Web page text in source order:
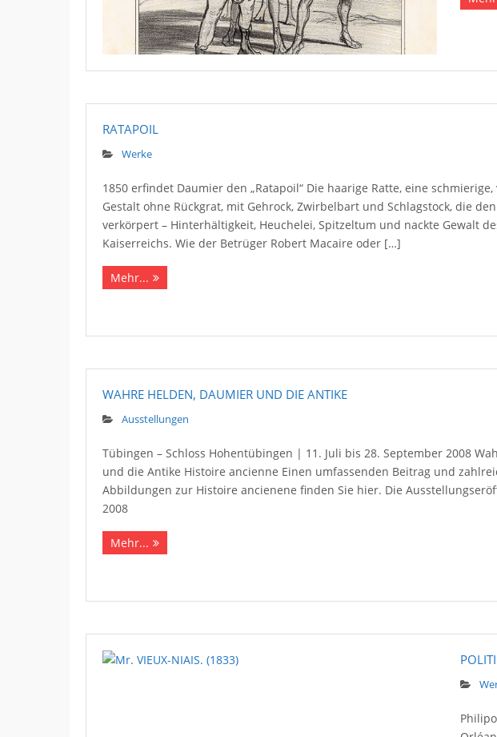
RATAPOIL
Werke
1850 erfindet Daumier den „Ratapoil“ Die haarige Ratte, eine
Gestalt ohne Rückgrat, mit Gehrock, Zwirbelbart und Schlagstock, die
verkörpert – Hinterhältigkeit, Heuchelei, Spitzeltum und nackte Gewalt
Kaiserreichs. Wie der Betrüger Robert Macaire oder […]
Mehr...
WAHRE HELDEN, DAUMIER UND DIE ANTIKE
Ausstellungen
Tübingen – Schloss Hohentübingen | 11. Juli bis 28. September 2008
und die Antike Histoire ancienne Einen umfassenden Beitrag und
Abbildungen zur Histoire ancienene finden Sie hier. Die
2008
Mehr...